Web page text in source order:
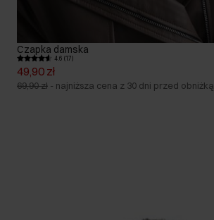
Czapka damska
4.6 (17)
49,90 zł
69,90 zł - najniższa cena z 30 dni przed obniżką